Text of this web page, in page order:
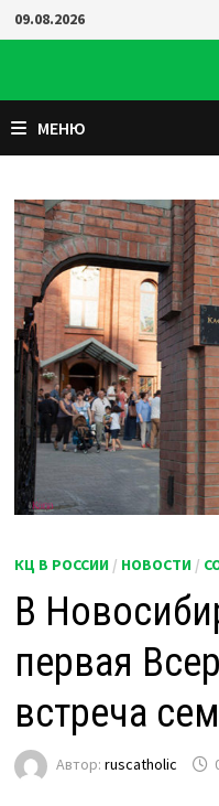
Перейти
к
09.08.2026
МЕНЮ
КЦ В РОССИИ / НОВОСТИ /
В
первая
встреча
Автор:ruscatholic